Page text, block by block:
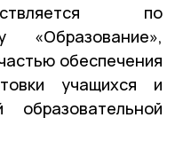
по
«Образование»,
обеспечения
учащихся и
образовательной